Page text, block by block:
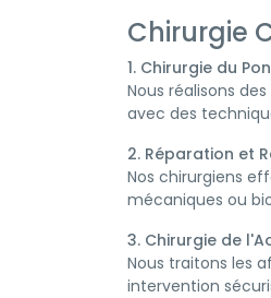
Chirurgie
1. Chirurgie du
Nous réalisons
avec des
2. Réparation et
Nos chirurgiens
mécaniques ou
3. Chirurgie de
Nous traitons les
intervention